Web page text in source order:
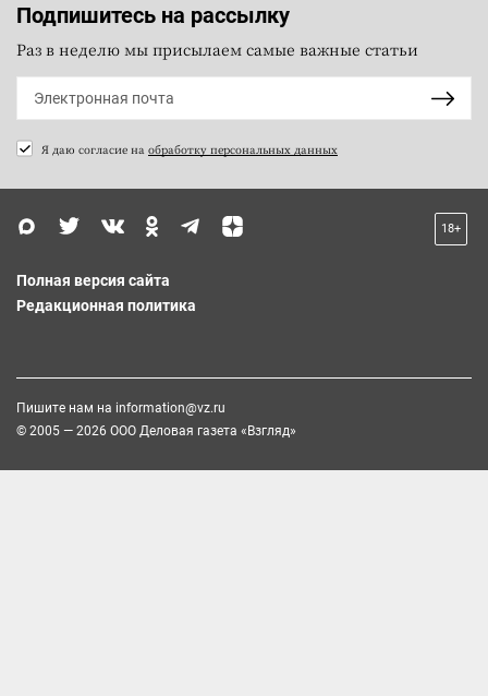
Подпишитесь на рассылку
Раз в неделю мы присылаем самые важные статьи
Я даю согласие на обработку персональных данных
18+
Полная версия сайта
Редакционная политика
Пишите нам на information@vz.ru
© 2005 — 2026 ООО Деловая газета «Взгляд»